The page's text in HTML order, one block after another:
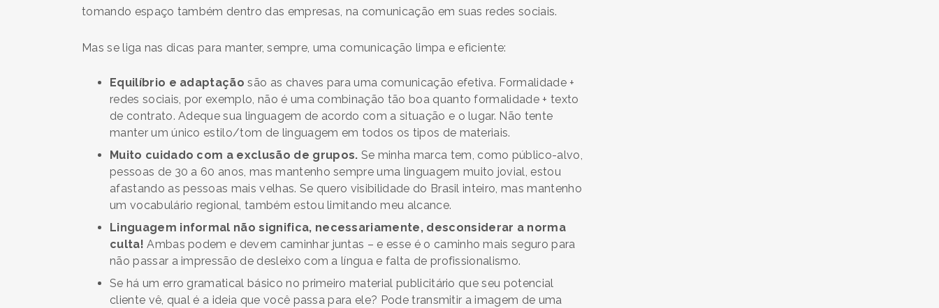
tomando espaço também dentro das empresas, na comunicação em suas redes sociais.
Mas se liga nas dicas para manter, sempre, uma comunicação limpa e eficiente:
Equilíbrio e adaptação são as chaves para uma comunicação efetiva. Formalidade +
redes sociais, por exemplo, não é uma combinação tão boa quanto formalidade + texto
de contrato. Adeque sua linguagem de acordo com a situação e o lugar. Não tente
manter um único estilo/tom de linguagem em todos os tipos de materiais.
Muito cuidado com a exclusão de grupos. Se minha marca tem, como público-alvo,
pessoas de 30 a 60 anos, mas mantenho sempre uma linguagem muito jovial, estou
afastando as pessoas mais velhas. Se quero visibilidade do Brasil inteiro, mas mantenho
um vocabulário regional, também estou limitando meu alcance.
Linguagem informal não significa, necessariamente, desconsiderar a norma
culta! Ambas podem e devem caminhar juntas – e esse é o caminho mais seguro para
não passar a impressão de desleixo com a língua e falta de profissionalismo.
Se há um erro gramatical básico no primeiro material publicitário que seu potencial
cliente vê, qual é a ideia que você passa para ele? Pode transmitir a imagem de uma